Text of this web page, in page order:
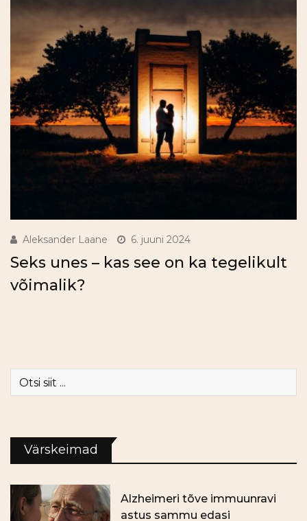
Aleksander Laane 6. juuni 2024
Seks unes – kas see on ka tegelikult
võimalik?
Värskeimad
Alzheimeri tõve immuunravi
astus sammu edasi